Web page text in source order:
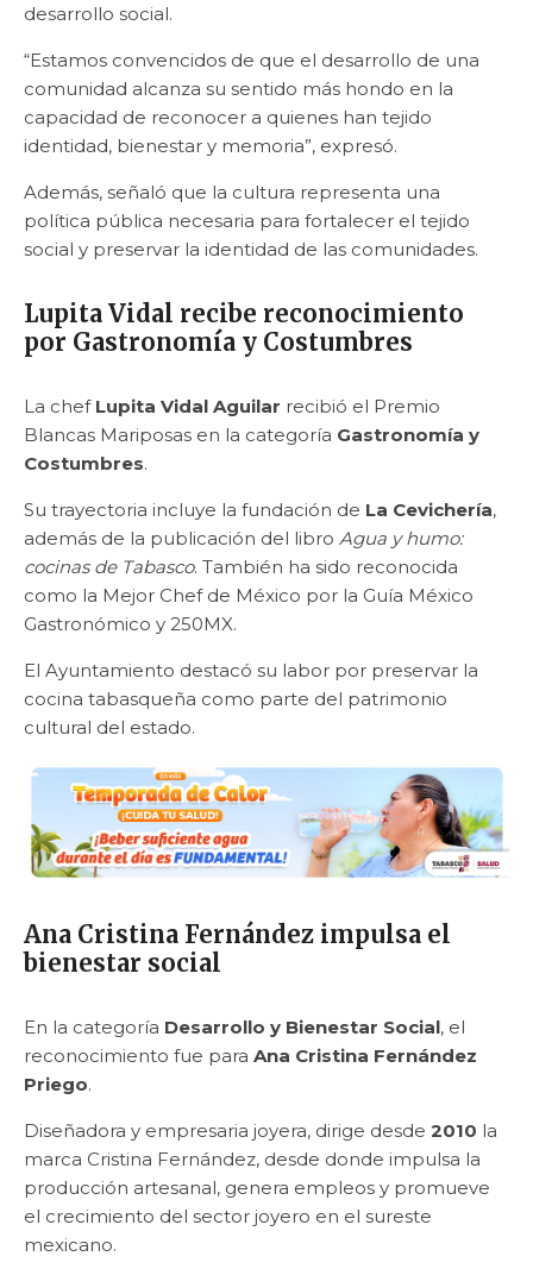
desarrollo social.
“Estamos convencidos de que el desarrollo de una
comunidad alcanza su sentido más hondo en la
capacidad de reconocer a quienes han tejido
identidad, bienestar y memoria”, expresó.
Además, señaló que la cultura representa una
política pública necesaria para fortalecer el tejido
social y preservar la identidad de las comunidades.
Lupita Vidal recibe reconocimiento
por Gastronomía y Costumbres
La chef Lupita Vidal Aguilar recibió el Premio
Blancas Mariposas en la categoría Gastronomía y
Costumbres.
Su trayectoria incluye la fundación de La Cevichería,
además de la publicación del libro Agua y humo:
cocinas de Tabasco. También ha sido reconocida
como la Mejor Chef de México por la Guía México
Gastronómico y 250MX.
El Ayuntamiento destacó su labor por preservar la
cocina tabasqueña como parte del patrimonio
cultural del estado.
Ana Cristina Fernández impulsa el
bienestar social
En la categoría Desarrollo y Bienestar Social, el
reconocimiento fue para Ana Cristina Fernández
Priego.
Diseñadora y empresaria joyera, dirige desde 2010 la
marca Cristina Fernández, desde donde impulsa la
producción artesanal, genera empleos y promueve
el crecimiento del sector joyero en el sureste
mexicano.